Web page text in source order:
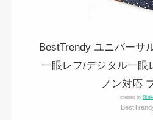
BestTrendy ユニバーサ
一眼レフ/デジタル一眼
ノン対応
created by